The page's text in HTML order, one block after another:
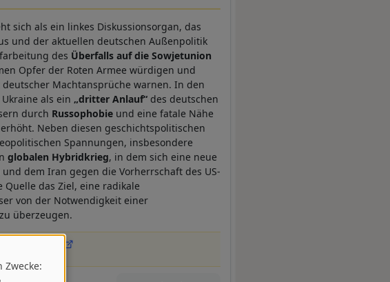
sich als ein linkes Diskussionsorgan, das
und der aktuellen deutschen Außenpolitik
des Überfalls auf die Sowjetunion
Opfer der Roten Armee würdigen und
Machtansprüche warnen. In den
als ein „dritter Anlauf“ des deutschen
durch Russophobie und eine fatale Nähe
Neben diesen geschichtspolitischen
Spannungen, insbesondere
globalen Hybridkrieg, in dem sich eine neue
dem Iran gegen die Vorherrschaft des US-
das Ziel, eine radikale
von der Notwendigkeit einer
überzeugen.